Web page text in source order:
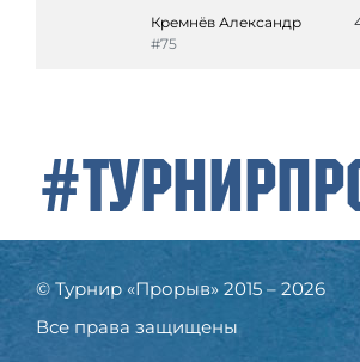
Кремнёв Александр
#75
© Турнир «Прорыв» 2015 – 2026
Все права защищены